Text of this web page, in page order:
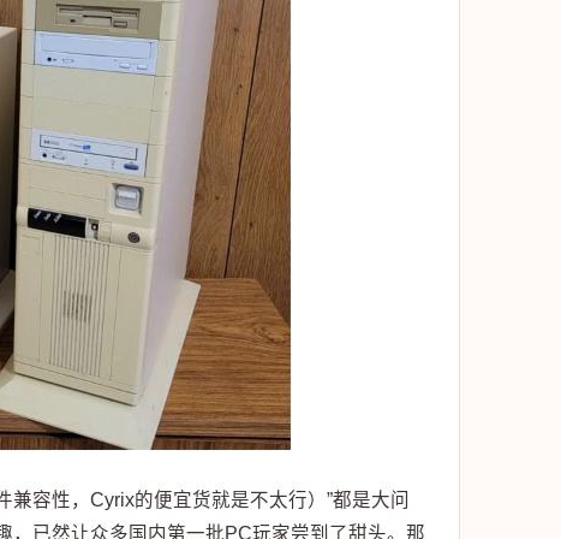
容性，Cyrix的便宜货就是不太行）”都是大问
，已然让众多国内第一批PC玩家尝到了甜头。那